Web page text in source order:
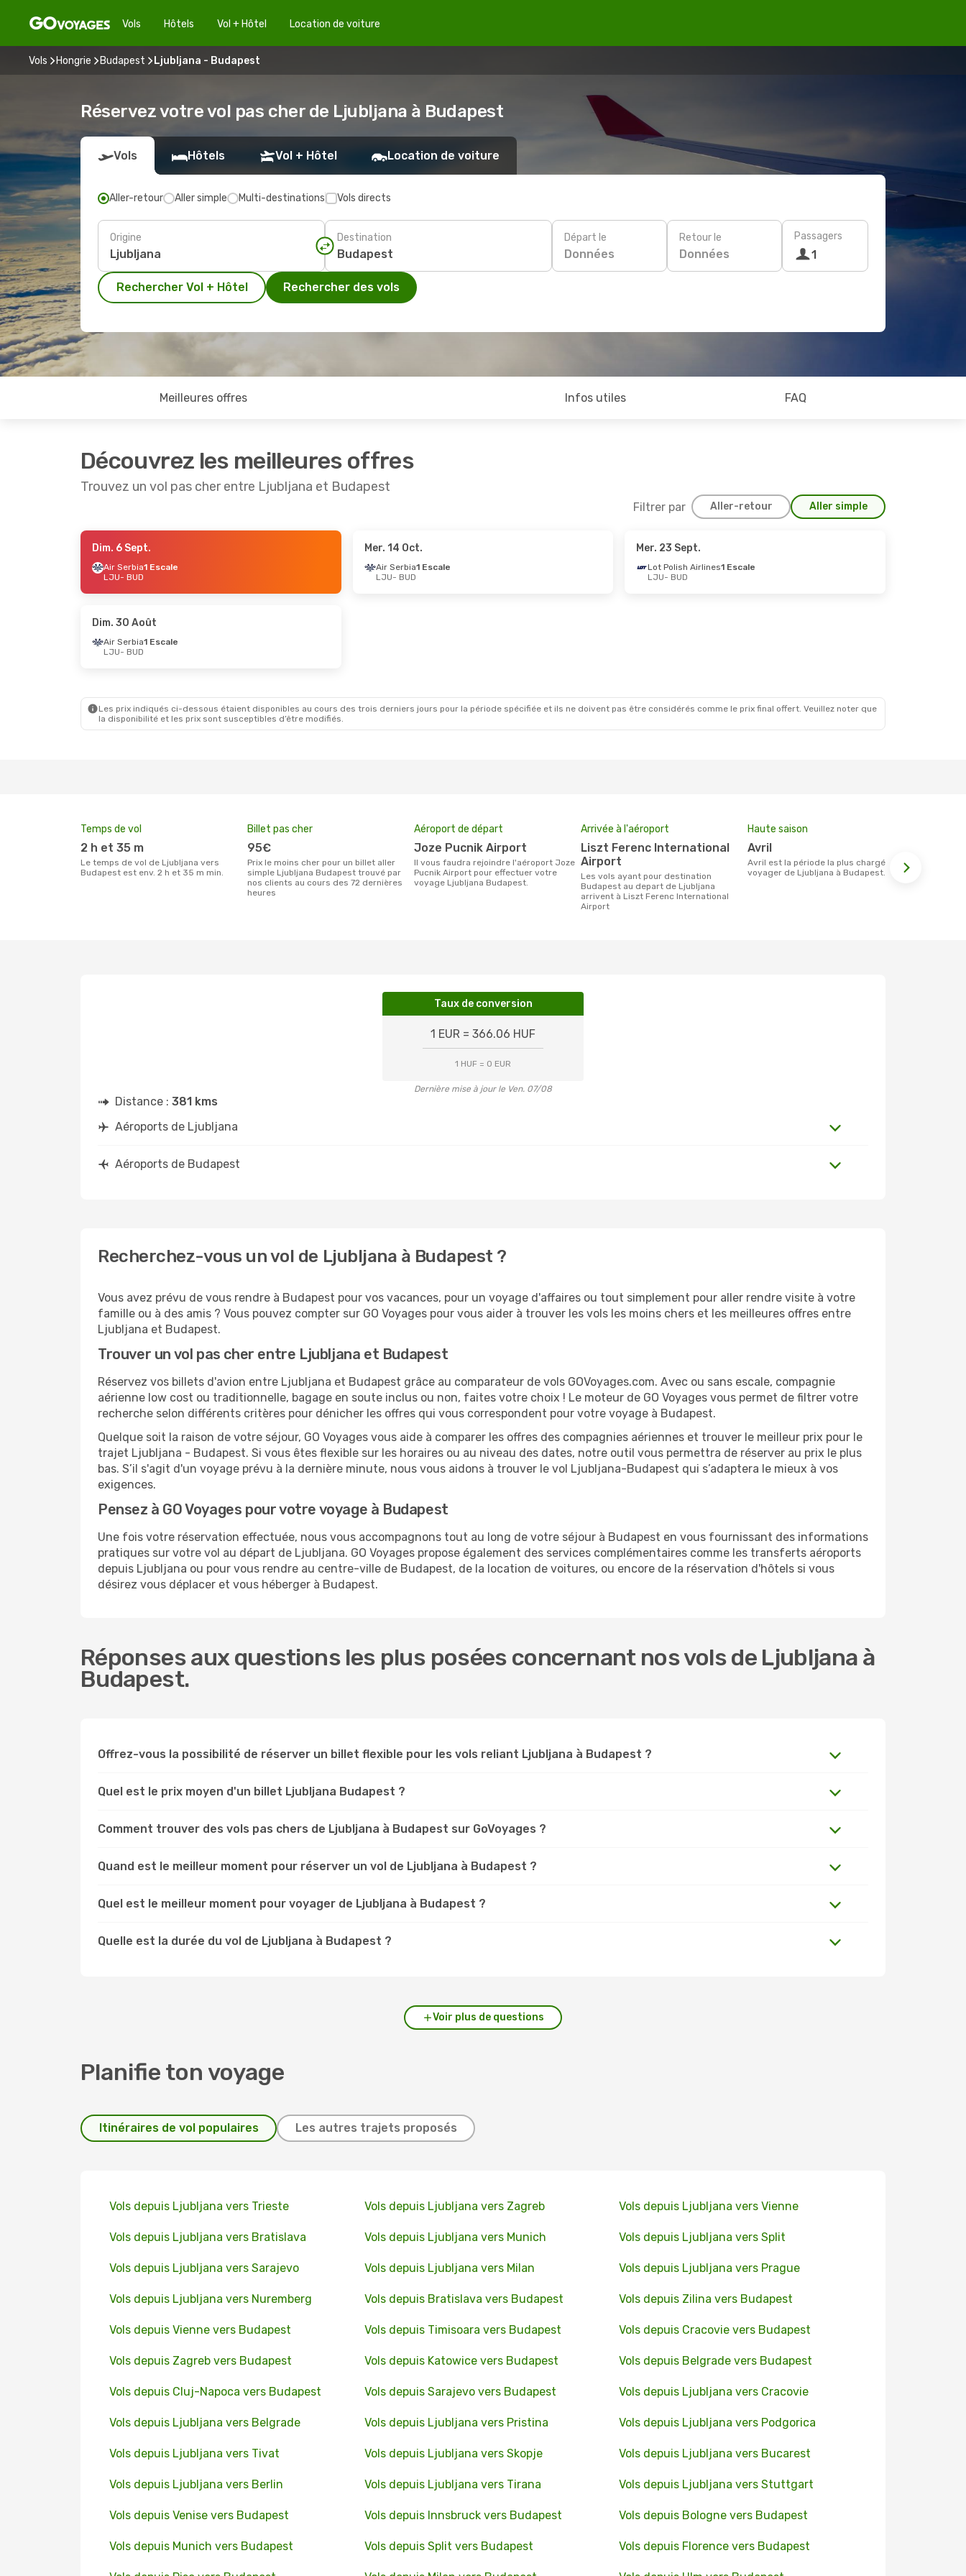
Vols Hôtels Vol + Hôtel Location de voiture
Vols Hongrie Budapest Ljubljana - Budapest
Réservez votre vol pas cher de Ljubljana à Budapest
Vols Hôtels Vol + Hôtel Location de voiture
Aller-retour Aller simple Multi-destinations Vols directs
Origine Destination Départ le
Données
Retour le
Données
Passagers
1
Rechercher Vol + Hôtel Rechercher des vols
Meilleures offres Infos utiles FAQ
Découvrez les meilleures offres
Trouvez un vol pas cher entre Ljubljana et Budapest
Filtrer par Aller-retour Aller simple
- Dim. 30 Août
Dim. 6 Sept.
Air Serbia1 Escale
LJU- BUD
Mer. 14 Oct.
Air Serbia1 Escale
LJU- BUD
Mer. 23 Sept.
Lot Polish Airlines1 Escale
LJU- BUD
Dim. 30 Août
Air Serbia1 Escale
LJU- BUD
Les prix indiqués ci-dessous étaient disponibles au cours des trois derniers jours pour la période spécifiée et ils ne doivent pas être considérés comme le prix final offert. Veuillez noter que
la disponibilité et les prix sont susceptibles d’être modifiés.
Temps de vol
2 h et 35 m
Le temps de vol de Ljubljana vers
Budapest est env. 2 h et 35 m min.
Billet pas cher
95€
Prix le moins cher pour un billet aller
simple Ljubljana Budapest trouvé par
nos clients au cours des 72 dernières
heures
Aéroport de départ
Joze Pucnik Airport
Il vous faudra rejoindre l'aéroport Joze
Pucnik Airport pour effectuer votre
voyage Ljubljana Budapest.
Arrivée à l'aéroport
Liszt Ferenc International
Airport
Les vols ayant pour destination
Budapest au depart de Ljubljana
arrivent à Liszt Ferenc International
Airport
Haute saison
avril
avril est la période la plus chargée pour
voyager de Ljubljana à Budapest.
Taux de conversion
1 EUR = 366.06 HUF
1 HUF = 0 EUR
Dernière mise à jour le Ven. 07/08
Distance : 381 kms
Aéroports de Ljubljana
Aéroports de Budapest
Recherchez-vous un vol de Ljubljana à Budapest ?
Vous avez prévu de vous rendre à Budapest pour vos vacances, pour un voyage d'affaires ou tout simplement pour aller rendre visite à votre
famille ou à des amis ? Vous pouvez compter sur GO Voyages pour vous aider à trouver les vols les moins chers et les meilleures offres entre
Ljubljana et Budapest.
Trouver un vol pas cher entre Ljubljana et Budapest
Réservez vos billets d'avion entre Ljubljana et Budapest grâce au comparateur de vols GOVoyages.com. Avec ou sans escale, compagnie
aérienne low cost ou traditionnelle, bagage en soute inclus ou non, faites votre choix ! Le moteur de GO Voyages vous permet de filtrer votre
recherche selon différents critères pour dénicher les offres qui vous correspondent pour votre voyage à Budapest.
Quelque soit la raison de votre séjour, GO Voyages vous aide à comparer les offres des compagnies aériennes et trouver le meilleur prix pour le
trajet Ljubljana - Budapest. Si vous êtes flexible sur les horaires ou au niveau des dates, notre outil vous permettra de réserver au prix le plus
bas. S’il s'agit d'un voyage prévu à la dernière minute, nous vous aidons à trouver le vol Ljubljana-Budapest qui s’adaptera le mieux à vos
exigences.
Pensez à GO Voyages pour votre voyage à Budapest
Une fois votre réservation effectuée, nous vous accompagnons tout au long de votre séjour à Budapest en vous fournissant des informations
pratiques sur votre vol au départ de Ljubljana. GO Voyages propose également des services complémentaires comme les transferts aéroports
depuis Ljubljana ou pour vous rendre au centre-ville de Budapest, de la location de voitures, ou encore de la réservation d'hôtels si vous
désirez vous déplacer et vous héberger à Budapest.
Réponses aux questions les plus posées concernant nos vols de Ljubljana à
Budapest.
Offrez-vous la possibilité de réserver un billet flexible pour les vols reliant Ljubljana à Budapest ?
Quel est le prix moyen d'un billet Ljubljana Budapest ?
Comment trouver des vols pas chers de Ljubljana à Budapest sur GoVoyages ?
Quand est le meilleur moment pour réserver un vol de Ljubljana à Budapest ?
Quel est le meilleur moment pour voyager de Ljubljana à Budapest ?
Quelle est la durée du vol de Ljubljana à Budapest ?
Voir plus de questions
Planifie ton voyage
Itinéraires de vol populaires Les autres trajets proposés
Vols depuis Ljubljana vers Trieste Vols depuis Ljubljana vers Zagreb Vols depuis Ljubljana vers Vienne
Vols depuis Ljubljana vers Bratislava Vols depuis Ljubljana vers Munich Vols depuis Ljubljana vers Split
Vols depuis Ljubljana vers Sarajevo Vols depuis Ljubljana vers Milan Vols depuis Ljubljana vers Prague
Vols depuis Ljubljana vers Nuremberg Vols depuis Bratislava vers Budapest Vols depuis Zilina vers Budapest
Vols depuis Vienne vers Budapest Vols depuis Timisoara vers Budapest Vols depuis Cracovie vers Budapest
Vols depuis Zagreb vers Budapest Vols depuis Katowice vers Budapest Vols depuis Belgrade vers Budapest
Vols depuis Cluj-Napoca vers Budapest Vols depuis Sarajevo vers Budapest Vols depuis Ljubljana vers Cracovie
Vols depuis Ljubljana vers Belgrade Vols depuis Ljubljana vers Pristina Vols depuis Ljubljana vers Podgorica
Vols depuis Ljubljana vers Tivat Vols depuis Ljubljana vers Skopje Vols depuis Ljubljana vers Bucarest
Vols depuis Ljubljana vers Berlin Vols depuis Ljubljana vers Tirana Vols depuis Ljubljana vers Stuttgart
Vols depuis Venise vers Budapest Vols depuis Innsbruck vers Budapest Vols depuis Bologne vers Budapest
Vols depuis Munich vers Budapest Vols depuis Split vers Budapest Vols depuis Florence vers Budapest